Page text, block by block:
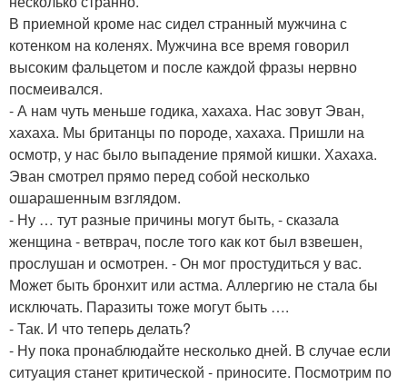
В приемной кроме нас сидел странный мужчина с
котенком на коленях. Мужчина все время говорил
высоким фальцетом и после каждой фразы нервно
посмеивался.
- А нам чуть меньше годика, хахаха. Нас зовут Эван,
хахаха. Мы британцы по породе, хахаха. Пришли на
осмотр, у нас было выпадение прямой кишки. Хахаха.
Эван смотрел прямо перед собой несколько
ошарашенным взглядом.
- Ну … тут разные причины могут быть, - сказала
женщина - ветврач, после того как кот был взвешен,
прослушан и осмотрен. - Он мог простудиться у вас.
Может быть бронхит или астма. Аллергию не стала бы
исключать. Паразиты тоже могут быть ….
- Так. И что теперь делать?
- Ну пока пронаблюдайте несколько дней. В случае если
ситуация станет критической - приносите. Посмотрим по